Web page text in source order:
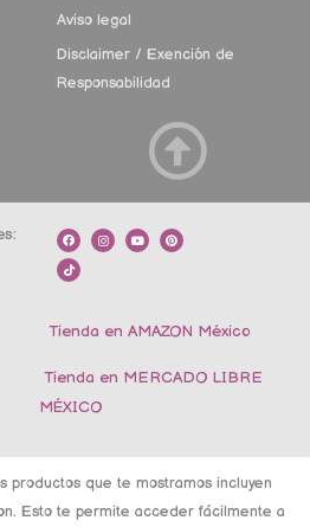
Aviso legal
Disclaimer / Exención de
Responsabilidad
F
a
c
e
b
I
n
s
m
Y
o
u
P
i
n
t
T
i
k
t
o
Tienda en AMAZON México
Tienda en MERCADO LIBRE
MÉXICO
productos que te mostramos incluyen
Esto te permite acceder fácilmente a